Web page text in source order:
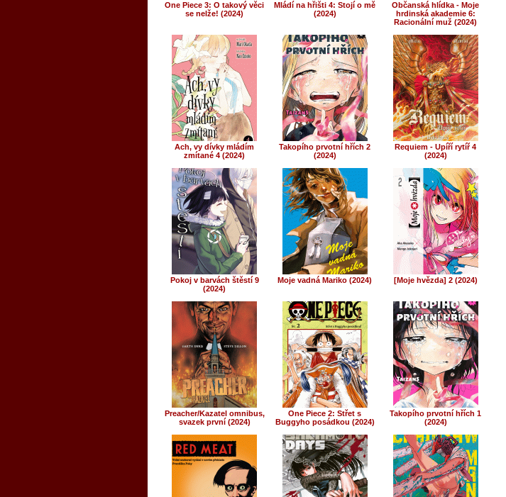
One Piece 3: O takový věci
se nelže! (2024)
Mládí na hřišti 4: Stojí o mě
(2024)
Občanská hlídka - Moje
hrdinská akademie 6:
Racionální muž (2024)
Ach, vy dívky mládím
zmítané 4 (2024)
Takopího prvotní hřích 2
(2024)
Requiem - Upíří rytíř 4
(2024)
Pokoj v barvách štěstí 9
(2024)
Moje vadná Mariko (2024) [Moje hvězda] 2 (2024)
Preacher/Kazatel omnibus,
svazek první (2024)
One Piece 2: Střet s
Buggyho posádkou (2024)
Takopího prvotní hřích 1
(2024)